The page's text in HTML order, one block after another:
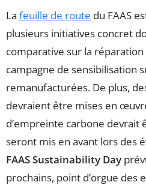
La feuille de route du FAAS
plusieurs initiatives concret
comparative sur la réparation
campagne de sensibilisation
remanufacturées. De plus,
devraient être mises en
d’empreinte carbone devrait
seront mis en avant lors des
FAAS Sustainability Day
prochains, point d’orgue des